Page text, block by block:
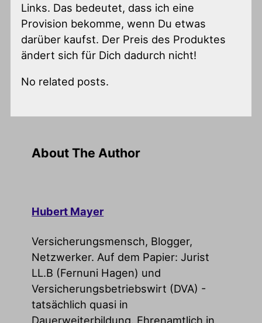
Links. Das bedeutet, dass ich eine
Provision bekomme, wenn Du etwas
darüber kaufst. Der Preis des Produktes
ändert sich für Dich dadurch nicht!
No related posts.
About The Author
Hubert Mayer
Versicherungsmensch, Blogger,
Netzwerker. Auf dem Papier: Jurist
LL.B (Fernuni Hagen) und
Versicherungsbetriebswirt (DVA) -
tatsächlich quasi in
Dauerweiterbildung. Ehrenamtlich in